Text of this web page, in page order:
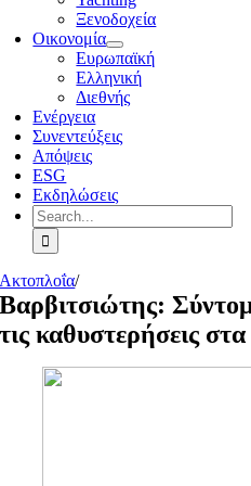
Ξενοδοχεία
Οικονομία
Ευρωπαϊκή
Ελληνική
Διεθνής
Ενέργεια
Συνεντεύξεις
Απόψεις
ESG
Εκδηλώσεις
Search
for:
Ακτοπλοΐα/
Βαρβιτσιώτης:
τις καθυστερήσεις